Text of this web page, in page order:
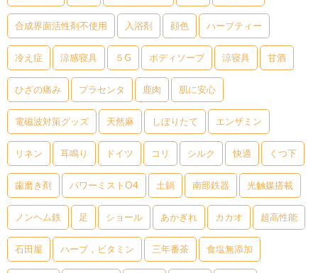
合成界面活性剤不使用 入浴剤 顔色 ハーブティー
冷え症 涼感寝具 ５G ボディソープ 涼寝具 甘酒
ひざの痛み プラセンタ 鹿肉 肌に安心
電磁波対策グッズ 天然麻 しぼりたて エンザミン
リネン 耳鳴り ドイツ コリ シルク 快適 くつ下
歯磨き剤 パワーミストO4 土鍋 南部鉄器 光触媒搭載
ノンヘム鉄 足 ショール あかぎれ カカオ 超高性能
石田屋 ハーブ，ビタミン 三年番茶 食塩無添加